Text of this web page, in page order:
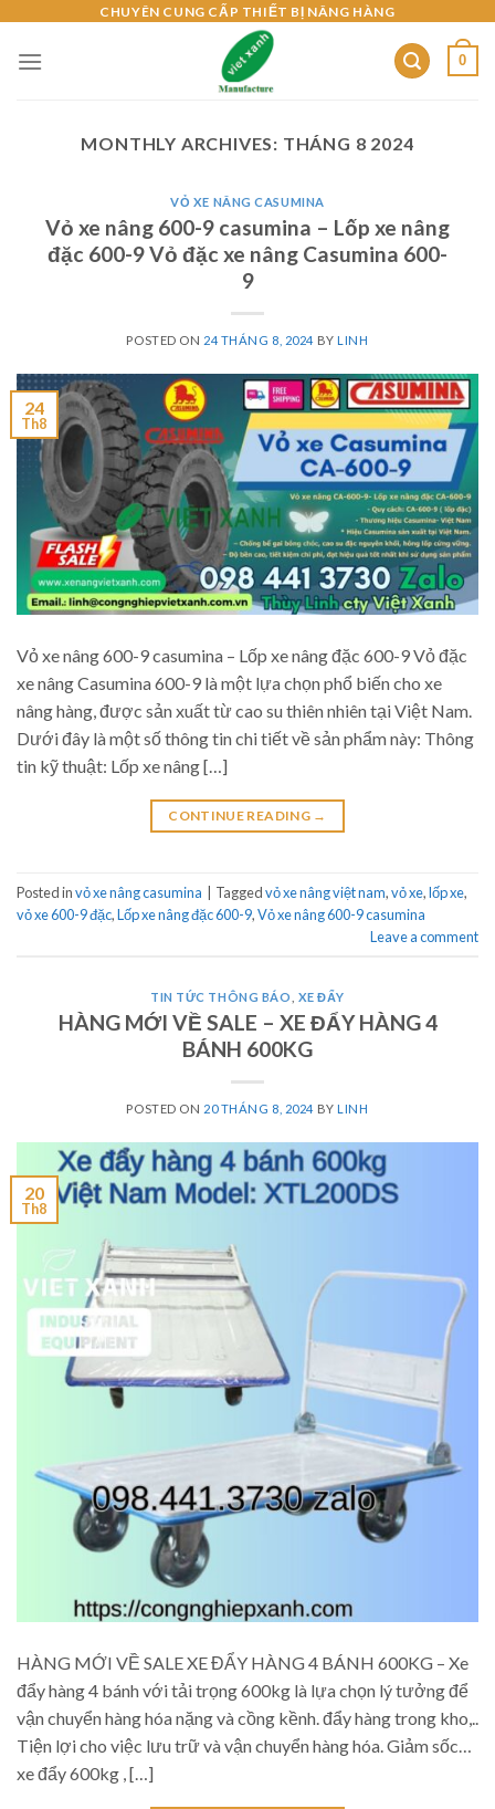
content
CHUYÊN CUNG CẤP THIẾT BỊ NÂNG HÀNG
0
MONTHLY ARCHIVES: THÁNG 8 2024
VỎ XE NÂNG CASUMINA
Vỏ xe nâng 600-9 casumina – Lốp xe nâng
đặc 600-9 Vỏ đặc xe nâng Casumina 600-
9
POSTED ON 24 THÁNG 8, 2024 BYLINH
24
Th8
Vỏ xe nâng 600-9 casumina – Lốp xe nâng đặc 600-9 Vỏ đặc
xe nâng Casumina 600-9 là một lựa chọn phổ biến cho xe
nâng hàng, được sản xuất từ cao su thiên nhiên tại Việt Nam.
Dưới đây là một số thông tin chi tiết về sản phẩm này: Thông
tin kỹ thuật: Lốp xe nâng […]
CONTINUE READING →
Posted invỏ xe nâng casumina Taggedvỏ xe nâng việt nam,vỏ xe,lốp xe,
vỏ xe 600-9 đặc,Lốp xe nâng đặc 600-9,Vỏ xe nâng 600-9 casumina
Leave a comment
TIN TỨC THÔNG BÁO XE ĐẨY
HÀNG MỚI VỀ SALE – XE ĐẨY HÀNG 4
BÁNH 600KG
POSTED ON 20 THÁNG 8, 2024 BYLINH
20
Th8
HÀNG MỚI VỀ SALE XE ĐẨY HÀNG 4 BÁNH 600KG – Xe
đẩy hàng 4 bánh với tải trọng 600kg là lựa chọn lý tưởng để
vận chuyển hàng hóa nặng và cồng kềnh. đẩy hàng trong kho,..
Tiện lợi cho việc lưu trữ và vận chuyển hàng hóa. Giảm sốc…
xe đẩy 600kg , […]